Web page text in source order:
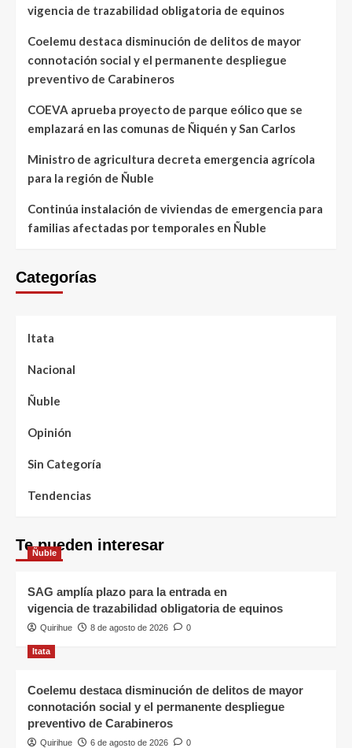
vigencia de trazabilidad obligatoria de equinos
Coelemu destaca disminución de delitos de mayor
connotación social y el permanente despliegue
preventivo de Carabineros
COEVA aprueba proyecto de parque eólico que se
emplazará en las comunas de Ñiquén y San Carlos
Ministro de agricultura decreta emergencia agrícola
para la región de Ñuble
Continúa instalación de viviendas de emergencia para
familias afectadas por temporales en Ñuble
Categorías
Itata
Nacional
Ñuble
Opinión
Sin Categoría
Tendencias
Te pueden interesar
Ñuble
SAG amplía plazo para la entrada en
vigencia de trazabilidad obligatoria de equinos
Quirihue 8 de agosto de 2026 0
Itata
Coelemu destaca disminución de delitos de mayor
connotación social y el permanente despliegue
preventivo de Carabineros
Quirihue 6 de agosto de 2026 0